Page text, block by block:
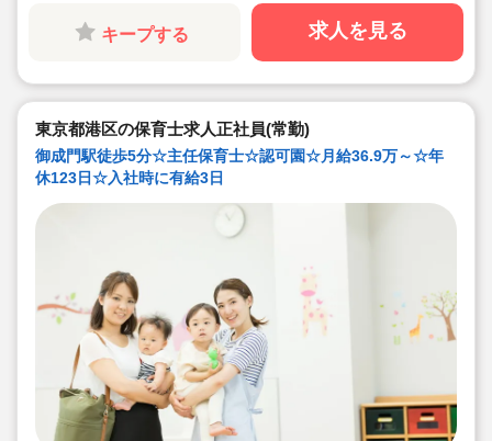
います。希望者は5,000円で人間ドッグの受信可能！
◇『安田日本興亜健康保険組合』による特典が多数！映
画・スポーツ観戦・動画配信サービスなどの割引や、各
ます。専門知識やマネジメントのスキルを高めたい方に
もおススメです！
キープする 求人を見る
東京都港区の保育士求人正社員(常勤)
御成門駅徒歩5分☆主任保育士☆認可園☆月給36.9万～☆年
休123日☆入社時に有給3日